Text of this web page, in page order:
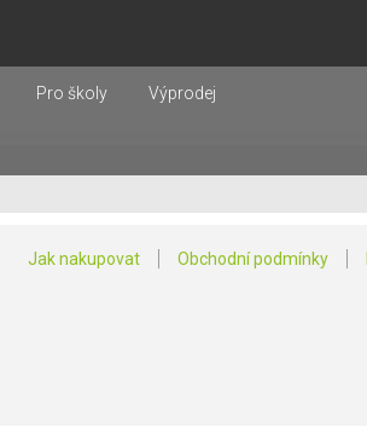
Pro školy Výprodej
Jak nakupovat Obchodní podmínky